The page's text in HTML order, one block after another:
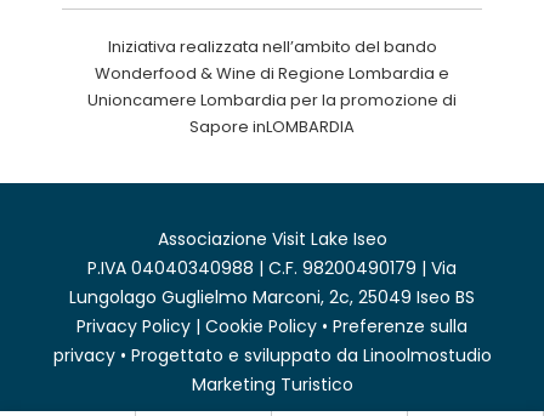
Iniziativa realizzata nell’ambito del bando
Wonderfood & Wine di Regione Lombardia e
Unioncamere Lombardia per la promozione di
Sapore inLOMBARDIA
Associazione Visit Lake Iseo
P.IVA 04040340988 | C.F. 98200490179 | Via
Lungolago Guglielmo Marconi, 2c, 25049 Iseo BS
Privacy Policy | Cookie Policy • Preferenze sulla
privacy• Progettato e sviluppato da Linoolmostudio
Marketing Turistico